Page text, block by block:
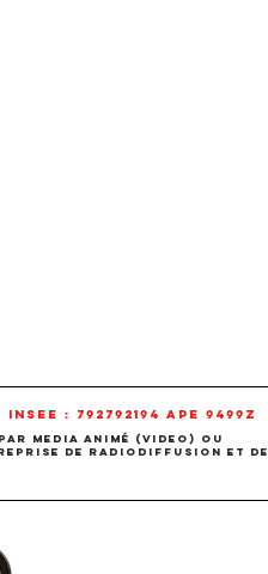
: 792792194 APE 9499Z
media animé (video) ou
de radiodiffusion et de